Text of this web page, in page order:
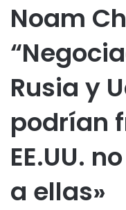
Noam
Rusia y
podrían
EE.UU.
a ellas»